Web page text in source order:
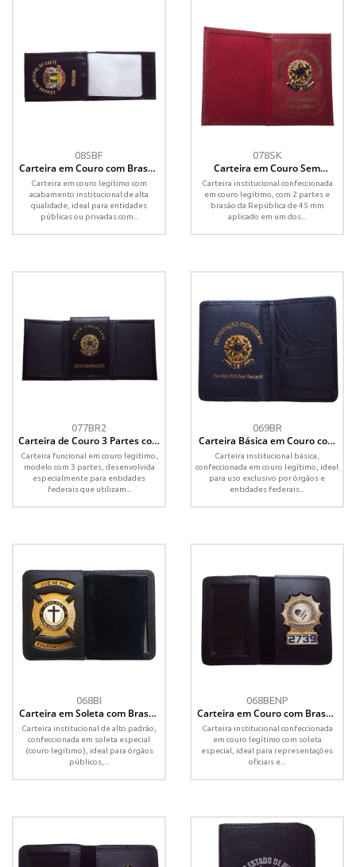
085BF
Carteira em Couro com Brasão
Personalizado – 2 Partes,
Lingueta e Porta-Cheques
Carteira em couro legítimo com
acabamento institucional de alta
qualidade, ideal para entidades
públicas ou privadas com...
078SK
Carteira em Couro Sem
Lingueta com Brasão da
República | Modelo
Institucional
Carteira institucional confeccionada
em couro legítimo, com 2 partes e
brasão da República de 45 mm
aplicado em um dos...
077BR2
Carteira de Couro 3 Partes com
Brasão da República | Modelo
Oficial Institucional
Carteira funcional em couro legítimo,
modelo com 3 partes, desenvolvida
especialmente para entidades
federais que utilizam...
069BR
Carteira Básica em Couro com
Brasão da República | Modelo
Institucional
Carteira institucional básica,
confeccionada em couro legítimo, ideal
para uso exclusivo por órgãos e
entidades federais...
068BI
Carteira em Soleta com Brasão
Estampado Vazado – Modelo
Especial
Carteira institucional de alto padrão,
confeccionada em soleta especial
(couro legítimo), ideal para órgãos
públicos,...
068BENP
Carteira em Couro com Brasão
Resinado Numerado – Soleta
Especial
Carteira institucional confeccionada
em couro legítimo com soleta
especial, ideal para representações
oficiais e...